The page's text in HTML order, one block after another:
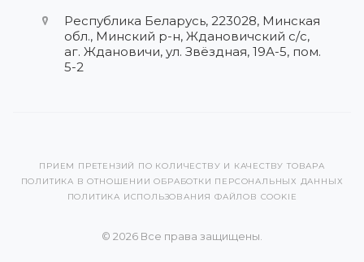
Республика Беларусь, 223028, Минская
обл., Минский р-н, Ждановичский с/с,
аг. Ждановичи, ул. Звёздная, 19А-5, пом.
5-2
ПРИЕМ ПРЕТЕНЗИЙ ПО КОЛИЧЕСТВУ И КАЧЕСТВУ ТОВАРА
ПОЛИТИКА В ОТНОШЕНИИ ОБРАБОТКИ ПЕРСОНАЛЬНЫХ ДАННЫХ
ПОЛИТИКА ИСПОЛЬЗОВАНИЯ ФАЙЛОВ COOKIE
© 2026 Все права защищены.